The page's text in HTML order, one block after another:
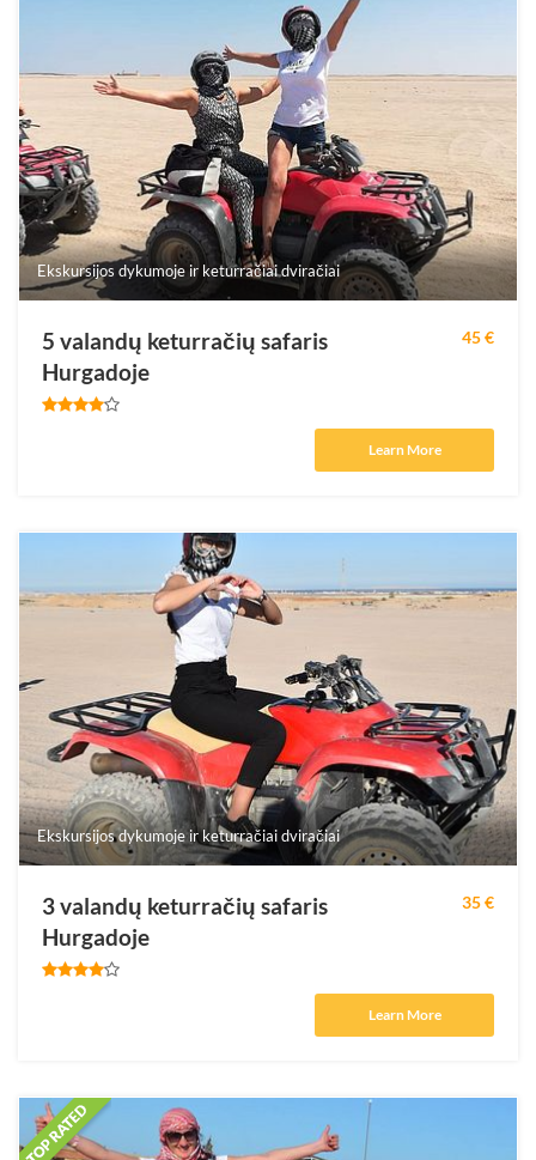
besileidžiančia Egipto saule.
Ekskursijos dykumoje ir keturračiai dviračiai
5 valandų keturračių safaris
Hurgadoje
45 €
Learn More
Ekskursijos dykumoje ir keturračiai dviračiai
3 valandų keturračių safaris
Hurgadoje
35 €
Learn More